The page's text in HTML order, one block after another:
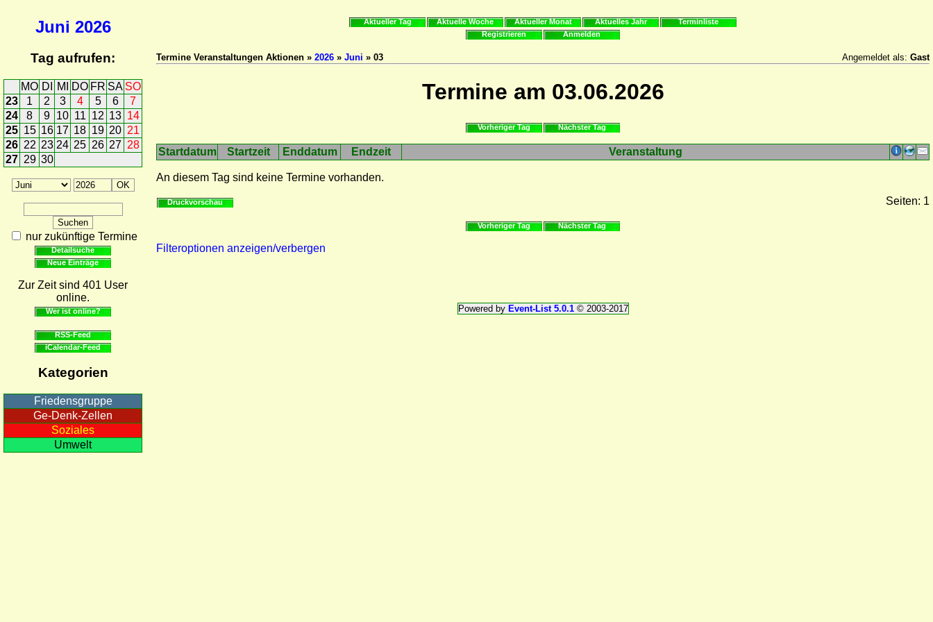
Juni 2026
Tag aufrufen:
MO DI MI DO FR SA SO
23
1 2 3 4 5 6
7
24
8 9 10 11 12 13 14
25 15 16 17 18 19 20 21
26 22 23 24 25 26 27 28
27 29 30
nur zukünftige Termine
Detailsuche
Neue Einträge
Zur Zeit sind 401 User
online.
Wer ist online?
RSS-Feed
iCalendar-Feed
Kategorien
Friedensgruppe
Ge-Denk-Zellen
Soziales
Umwelt
Aktueller Tag Aktuelle Woche Aktueller Monat Aktuelles Jahr
Terminliste
Registrieren
Anmelden
Termine Veranstaltungen Aktionen » 2026 » Juni » 03 Angemeldet als: Gast
Termine am 03.06.2026
Vorheriger Tag Nächster Tag
Startdatum Startzeit Enddatum Endzeit Veranstaltung
An diesem Tag sind keine Termine vorhanden.
Druckvorschau Seiten: 1
Vorheriger Tag Nächster Tag
Filteroptionen anzeigen/verbergen
Powered by Event-List 5.0.1© 2003-2017